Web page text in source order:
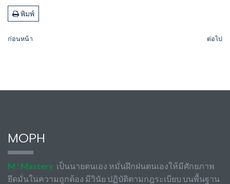
พิมพ์
ก่อนหน้า ต่อไป
MOPH
M : Mastery เป็นนายตนเอง หมั่นฝึกฝนตนเองให้มีศักยภาพ
ยึดมั่นในความถูกต้อง มีวินัย ปฏิบัติตามกฎระเบียบ บนพื้นฐาน